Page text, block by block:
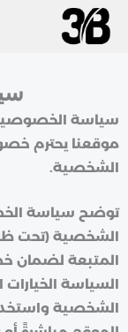
تخطي
إلى
سياسة
موقعنا يحترم
الشخصية.
توضح سياسة
الشخصية (تحت
المتبعة لضمان
السياسة الخيارات
الشخصية